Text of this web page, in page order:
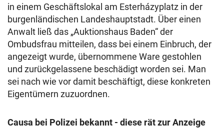
in einem Geschäftslokal am Esterházyplatz in der
burgenländischen Landeshauptstadt. Über einen
Anwalt ließ das „Auktionshaus Baden“ der
Ombudsfrau mitteilen, dass bei einem Einbruch, der
angezeigt wurde, übernommene Ware gestohlen
und zurückgelassene beschädigt worden sei. Man
sei nach wie vor damit beschäftigt, diese konkreten
Eigentümern zuzuordnen.
Causa bei Polizei bekannt - diese rät zur Anzeige